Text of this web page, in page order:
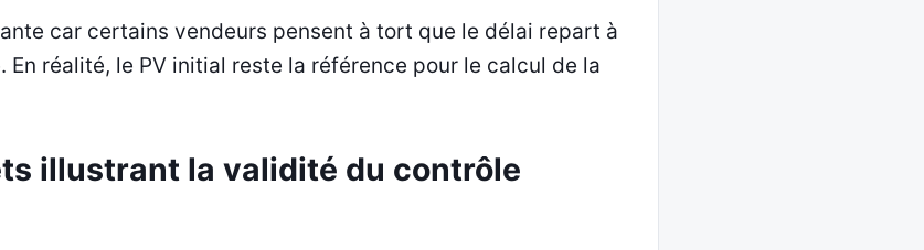
car certains vendeurs pensent à tort que le délai repart à
réalité, le PV initial reste la référence pour le calcul de la
illustrant la validité du contrôle